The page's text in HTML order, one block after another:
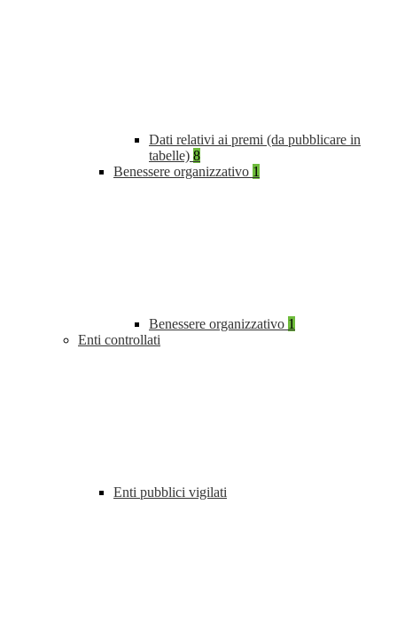
Dati relativi ai premi (da pubblicare in
tabelle) 8
Benessere organizzativo 1
Benessere organizzativo 1
Enti controllati
Enti pubblici vigilati